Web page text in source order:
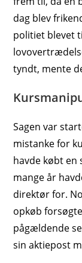
dag blev
politiet blevet
tyndt, mente
Sagen var
mistanke for
havde købt en
mange år
direktør for.
opkøb
pågældende
sin aktiepost